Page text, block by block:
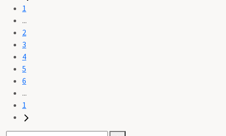
1
...
2
3
4
5
6
...
1